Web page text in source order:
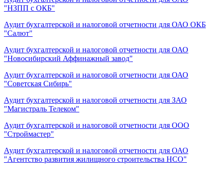
"НЗПП с ОКБ"
Аудит бухгалтерской и налоговой отчетности для ОАО ОКБ
"Салют"
Аудит бухгалтерской и налоговой отчетности для ОАО
"Новосибирский Аффинажный завод"
Аудит бухгалтерской и налоговой отчетности для ОАО
"Советская Сибирь"
Аудит бухгалтерской и налоговой отчетности для ЗАО
"Магистраль Телеком"
Аудит бухгалтерской и налоговой отчетности для ООО
"Строймастер"
Аудит бухгалтерской и налоговой отчетности для ОАО
"Агентство развития жилищного строительства НСО"